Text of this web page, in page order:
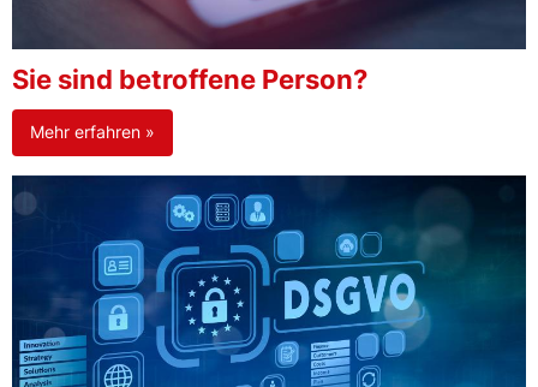
Sie sind betroffene Person?
Mehr erfahren »